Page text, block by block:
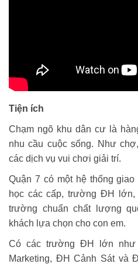
Tiện ích
Chạm ngõ khu dân cư là
nhu cầu cuộc sống. Như
các dịch vụ vui chơi giải trí.
Quận 7 có một hệ thống
học các cấp, trường ĐH lớn,
trường chuẩn chất lượng
khách lựa chọn cho con em.
Có các trường ĐH lớn
Marketing, ĐH Cảnh Sát và